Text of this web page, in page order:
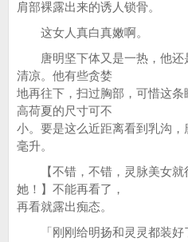
肩部裸露出来的诱人锁骨。
这女人真白真嫩啊。
唐明坚下体又是一热，他还
清凉。他有些贪婪
地再往下，扫过胸部，可惜这条
高荷夏的尺寸可不
小。要是这么近距离看到乳沟
毫升。
【不错，不错，灵脉美女就
她！】不能再看了，
再看就露出痴态。
「刚刚给明扬和灵灵都装好